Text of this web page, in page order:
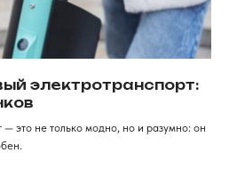
электротранспорт:
это не только модно, но и разумно: он
Как дойти к нам